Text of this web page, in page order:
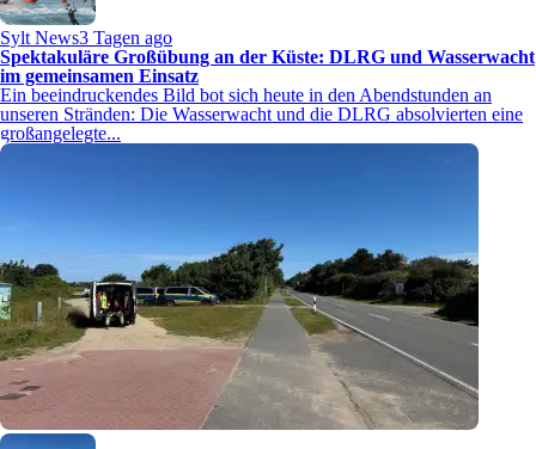
Sylt News3 Tagen ago
Spektakuläre Großübung an der Küste: DLRG und Wasserwacht
im gemeinsamen Einsatz
Ein beeindruckendes Bild bot sich heute in den Abendstunden an
unseren Stränden: Die Wasserwacht und die DLRG absolvierten eine
großangelegte...